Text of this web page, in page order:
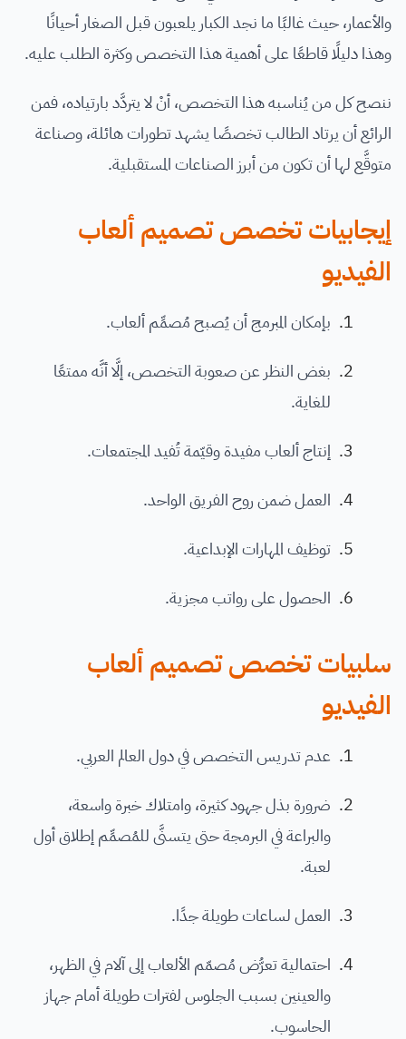
والأعمار، حيث غالبًا ما نجد الكبار يلعبون قبل الصغار أحيانًا
وهذا دليلًا قاطعًا على أهمية هذا التخصص وكثرة الطلب عليه.
ننصح كل من يُناسبه هذا التخصص، أنْ لا يتردَّد بارتياده، فمن
الرائع أن يرتاد الطالب تخصصًا يشهد تطورات هائلة، وصناعة
متوقَّع لها أن تكون من أبرز الصناعات المستقبلية.
إيجابيات تخصص تصميم ألعاب
الفيديو
بإمكان المبرمج أن يُصبح مُصمِّم ألعاب.
بغض النظر عن صعوبة التخصص، إلَّا أنَّه ممتعًا
للغاية.
إنتاج ألعاب مفيدة وقيّمة تُفيد المجتمعات.
العمل ضمن روح الفريق الواحد.
توظيف المهارات الإبداعية.
الحصول على رواتب مجزية.
سلبيات تخصص تصميم ألعاب
الفيديو
عدم تدريس التخصص في دول العالم العربي.
ضرورة بذل جهود كثيرة، وامتلاك خبرة واسعة،
والبراعة في البرمجة حتى يتسنَّى للمُصمِّم إطلاق أول
لعبة.
العمل لساعات طويلة جدًا.
احتمالية تعرُّض مُصمّم الألعاب إلى آلام في الظهر،
والعينين بسبب الجلوس لفترات طويلة أمام جهاز
الحاسوب.